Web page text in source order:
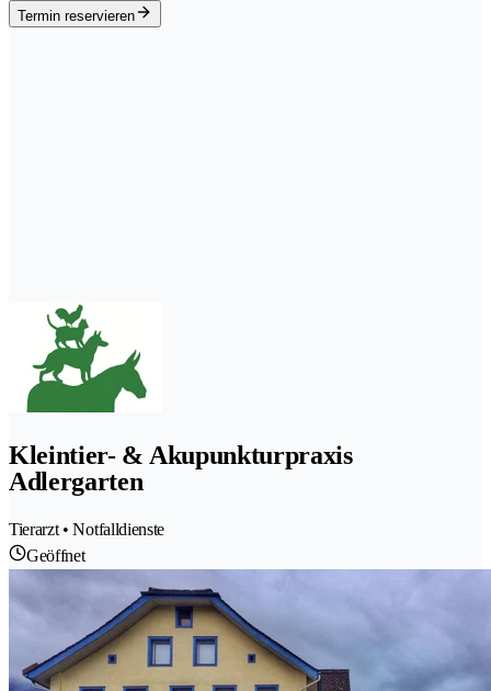
Termin reservieren
Kleintier- & Akupunkturpraxis
Adlergarten
Tierarzt • Notfalldienste
Geöffnet